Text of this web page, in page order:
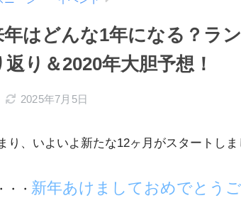
年はどんな1年になる？ラ
り＆2020年大胆予想！
2025年7月5日
り、いよいよ新たな12ヶ月がスタートしま
・・ 新年あけましておめでとう